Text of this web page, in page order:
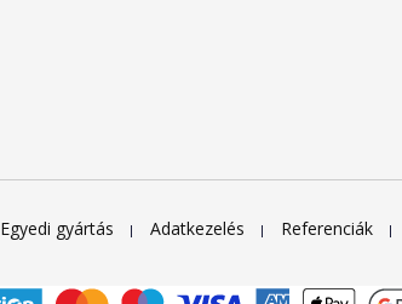
Egyedi gyártás Adatkezelés Referenciák